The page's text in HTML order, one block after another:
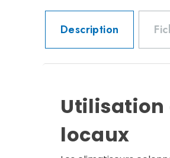
Description
Utilisation
locaux